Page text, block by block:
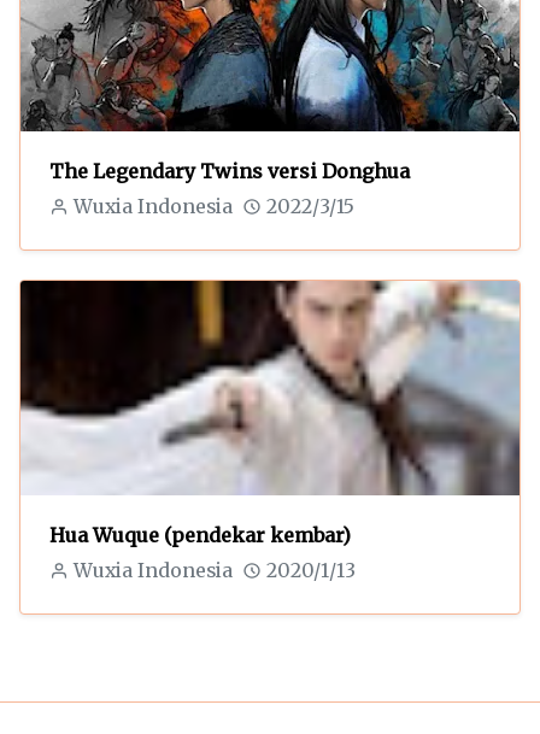
The Legendary Twins versi Donghua
Wuxia Indonesia 2022/3/15
Hua Wuque (pendekar kembar)
Wuxia Indonesia 2020/1/13